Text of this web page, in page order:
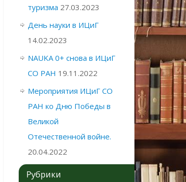
туризма 27.03.2023
День науки в ИЦиГ
14.02.2023
NAUKA 0+ снова в ИЦиГ
СО РАН 19.11.2022
Мероприятия ИЦиГ СО
РАН ко Дню Победы в
Великой
Отечественной войне.
20.04.2022
Рубрики